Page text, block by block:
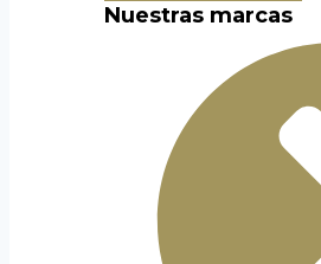
Nuestras marcas